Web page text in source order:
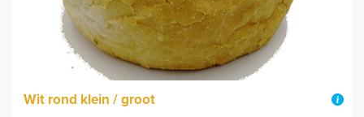
Wit rond klein / groot